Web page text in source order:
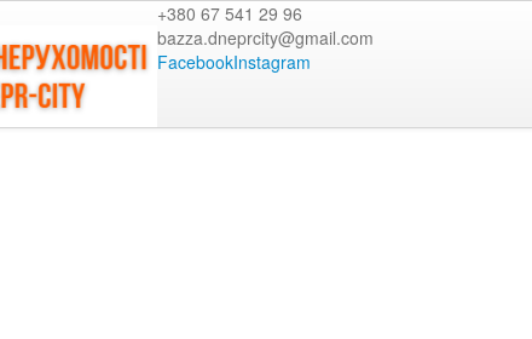
+380 67 541 29 96
bazza.dneprcity@gmail.com
FacebookInstagram